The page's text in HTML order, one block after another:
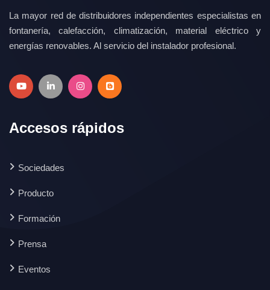
La mayor red de distribuidores independientes especialistas en
fontanería, calefacción, climatización, material eléctrico y
energías renovables. Al servicio del instalador profesional.
Accesos rápidos
Sociedades
Producto
Formación
Prensa
Eventos